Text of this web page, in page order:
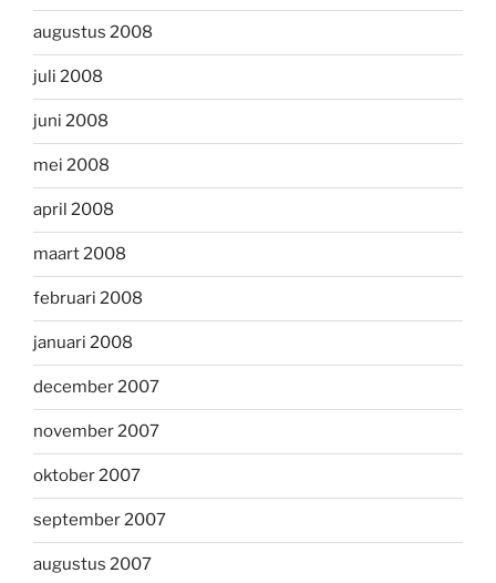
augustus 2008
juli 2008
juni 2008
mei 2008
april 2008
maart 2008
februari 2008
januari 2008
december 2007
november 2007
oktober 2007
september 2007
augustus 2007